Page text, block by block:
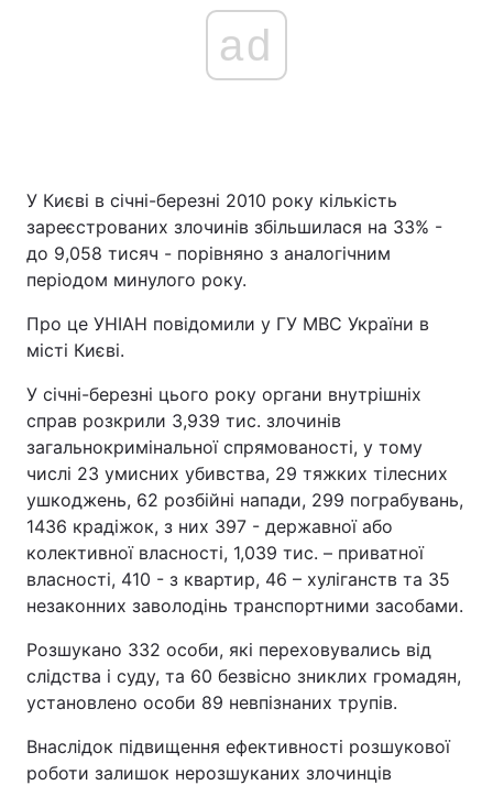
ad
У Києві в січні-березні 2010 року кількість
зареєстрованих злочинів збільшилася на 33% -
до 9,058 тисяч - порівняно з аналогічним
періодом минулого року.
Про це УНІАН повідомили у ГУ МВС України в
місті Києві.
У січні-березні цього року органи внутрішніх
справ розкрили 3,939 тис. злочинів
загальнокримінальної спрямованості, у тому
числі 23 умисних убивства, 29 тяжких тілесних
ушкоджень, 62 розбійні напади, 299 пограбувань,
1436 крадіжок, з них 397 - державної або
колективної власності, 1,039 тис. – приватної
власності, 410 - з квартир, 46 – хуліганств та 35
незаконних заволодінь транспортними засобами.
Розшукано 332 особи, які переховувались від
слідства і суду, та 60 безвісно зниклих громадян,
установлено особи 89 невпізнаних трупів.
Внаслідок підвищення ефективності розшукової
роботи залишок нерозшуканих злочинців